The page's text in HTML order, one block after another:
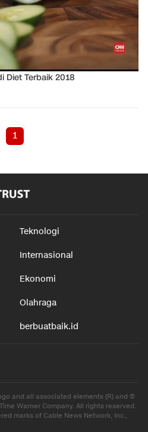
Diet Terbaik 2018
1
Teknologi
Internasional
Ekonomi
Olahraga
berbuatbaik.id
and all associated elements (R) and ©
Warner Company. All rights reserved.
marks of Cable News Network, Inc.,